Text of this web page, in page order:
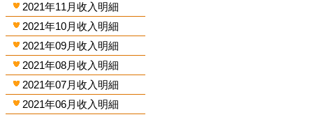
2021年11月收入明細
2021年10月收入明細
2021年09月收入明細
2021年08月收入明細
2021年07月收入明細
2021年06月收入明細